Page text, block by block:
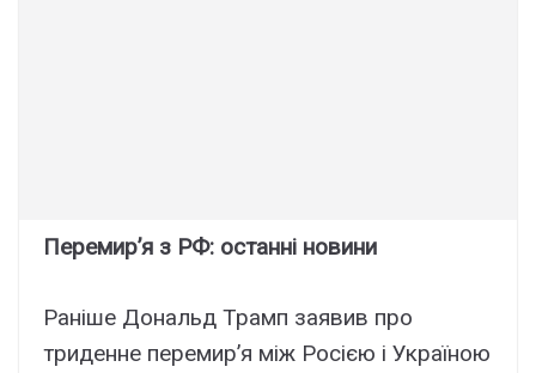
Перемир’я з РФ: останні новини
Раніше Дональд Трамп заявив про
триденне перемир’я між Росією і Україною